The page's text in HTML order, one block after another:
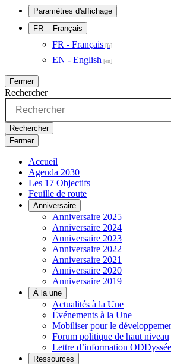
Paramètres d'affichage
FR - Français
FR - Français
EN - English
Fermer
Rechercher
Rechercher
Fermer
Accueil
Agenda 2030
Les 17 Objectifs
Feuille de route
Anniversaire
Anniversaire 2025
Anniversaire 2024
Anniversaire 2023
Anniversaire 2022
Anniversaire 2021
Anniversaire 2020
Anniversaire 2019
À la une
Actualités à la Une
Événements à la Une
Mobiliser pour le
Forum politique de haut niveau
Lettre d’information
Ressources